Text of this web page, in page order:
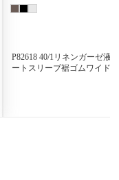
P82618 40/1リネンガーゼ液
ートスリーブ裾ゴムワイド